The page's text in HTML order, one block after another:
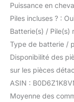
Puissance en
Piles incluses ? :
Batterie(s) / Pile(s)
Type de batterie /
Disponibilité des
sur les pièces
ASIN :
Moyenne des